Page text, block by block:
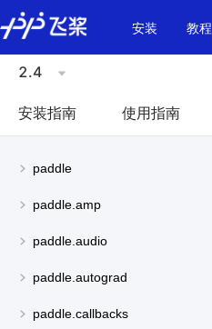
\u200E
安装
教程
2.4
安装指南 使用指南
paddle
paddle.amp
paddle.audio
paddle.autograd
paddle.callbacks